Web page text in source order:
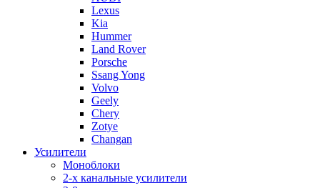
Lexus
Kia
Hummer
Land Rover
Porsche
Ssang Yong
Volvo
Geely
Chery
Zotye
Changan
Усилители
Моноблоки
2-х канальные усилители